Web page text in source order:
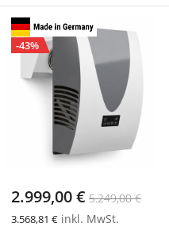
-43%
2.999,00 € 5.249,00 €
3.568,81 € inkl. MwSt.